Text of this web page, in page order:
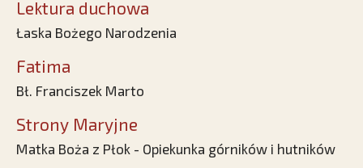
Lektura duchowa
Łaska Bożego Narodzenia
Fatima
Bł. Franciszek Marto
Strony Maryjne
Matka Boża z Płok - Opiekunka górników i hutników